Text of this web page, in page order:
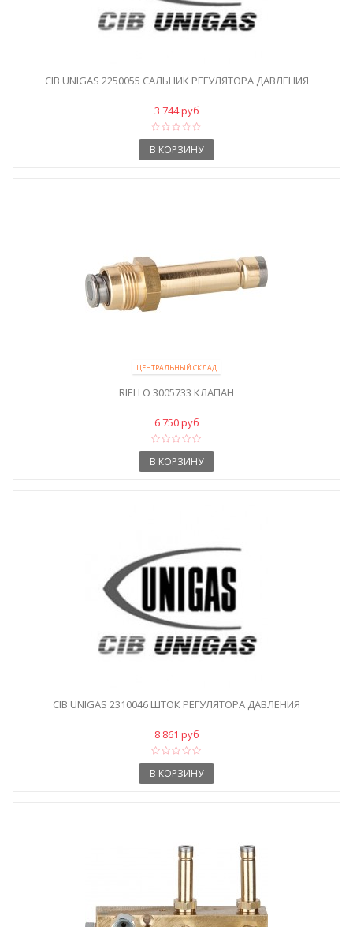
CIB UNIGAS 2250055 САЛЬНИК РЕГУЛЯТОРА ДАВЛЕНИЯ
3 744 руб
В КОРЗИНУ
ЦЕНТРАЛЬНЫЙ СКЛАД
RIELLO 3005733 КЛАПАН
6 750 руб
В КОРЗИНУ
CIB UNIGAS 2310046 ШТОК РЕГУЛЯТОРА ДАВЛЕНИЯ
8 861 руб
В КОРЗИНУ